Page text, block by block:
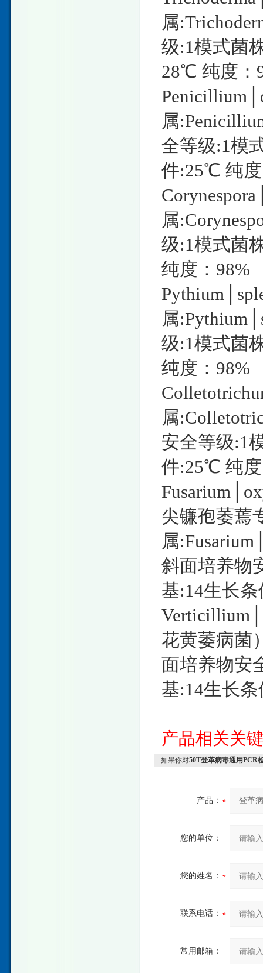
属
级:1模式菌
28℃ 纯度：
属
全等级:1模
件:25℃ 纯
属
级:1模式菌
纯度：98%
属
级:1模式菌
纯度：98%
属
安全等级:1
件:25℃ 纯
尖镰孢萎蔫
属
斜面培养物
基:14生长
花黄萎病菌
面培养物安
基:14生长
产品相关关
如果你对50T登革病毒通用PCR
产品：
您的单位：
您的姓名：
联系电话：
常用邮箱：